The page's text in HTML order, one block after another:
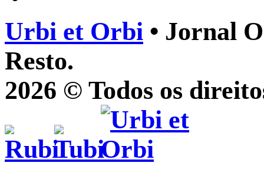
Urbi et Orbi • Jornal
Resto.
2026 © Todos os